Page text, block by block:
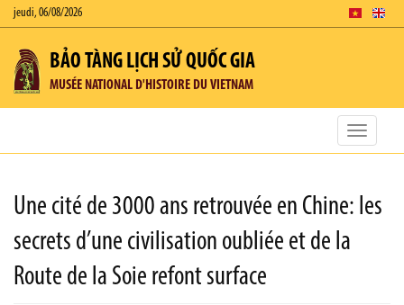
jeudi, 06/08/2026
BẢO TÀNG LỊCH SỬ QUỐC GIA
MUSÉE NATIONAL D'HISTOIRE DU VIETNAM
Toggle
Une cité de 3000 ans retrouvée en Chine: les
secrets d’une civilisation oubliée et de la
Route de la Soie refont surface